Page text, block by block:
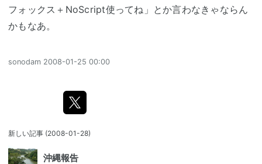
フォックス＋NoScript使ってね」とか言わなきゃならん
かもなあ。
sonodam 2008-01-25 00:00
新しい記事 (2008-01-28)
沖縄報告